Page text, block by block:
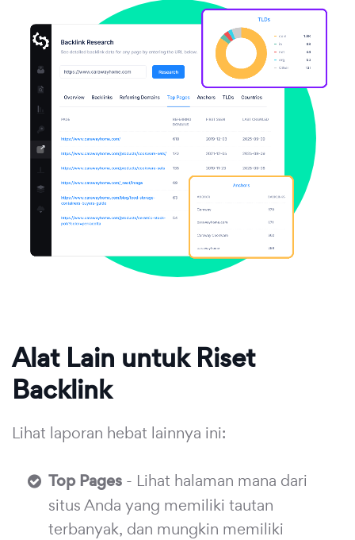
Alat Lain untuk Riset
Backlink
Lihat laporan hebat lainnya ini:
Top Pages - Lihat halaman mana dari
situs Anda yang memiliki tautan
terbanyak, dan mungkin memiliki